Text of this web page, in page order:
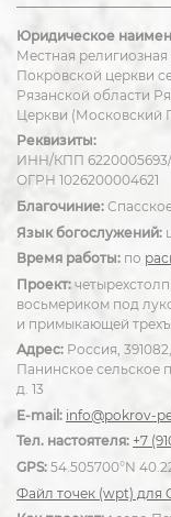
Юридическое
Местная
Покровской церкви
Рязанской области
Церкви (Московский
Реквизиты:
ИНН/КПП 6220005693/
ОГРН 1026200004621
Благочиние:
Язык богослужений:
Время работы: по
Проект:
восьмериком под
и примыкающей
Адрес: Россия,
Панинское сельское
д. 13
E-mail: info@pokrov-
Тел. настоятеля: +7
GPS: 54.505700°N
Файл точек (wpt) для